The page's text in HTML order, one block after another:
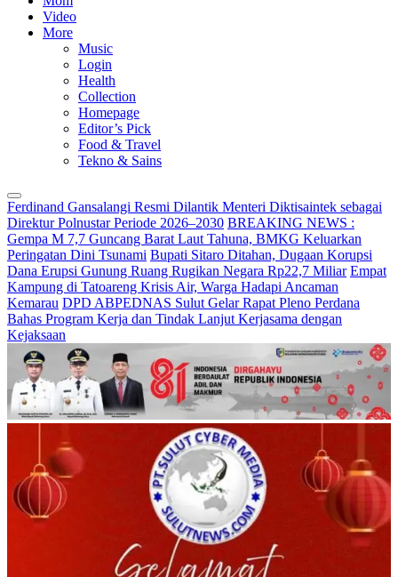
Video
More
Music
Login
Health
Collection
Homepage
Editor’s Pick
Food & Travel
Tekno & Sains
Ferdinand Gansalangi Resmi Dilantik Menteri Diktisaintek sebagai
Direktur Polnustar Periode 2026–2030 BREAKING NEWS :
Gempa M 7,7 Guncang Barat Laut Tahuna, BMKG Keluarkan
Peringatan Dini Tsunami Bupati Sitaro Ditahan, Dugaan Korupsi
Dana Erupsi Gunung Ruang Rugikan Negara Rp22,7 Miliar Empat
Kampung di Tatoareng Krisis Air, Warga Hadapi Ancaman
Kemarau DPD ABPEDNAS Sulut Gelar Rapat Pleno Perdana
Bahas Program Kerja dan Tindak Lanjut Kerjasama dengan
Kejaksaan